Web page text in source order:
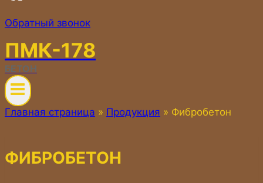
Обратный звонок
ПМК-178
БЕТОН
Главная страница » Продукция » Фибробетон
ФИБРОБЕТОН